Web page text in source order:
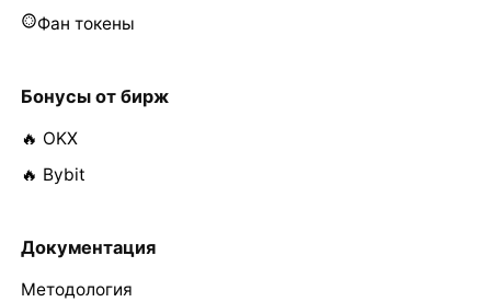
Фан токены
Бонусы от бирж
🔥 OKX
🔥 Bybit
Документация
Методология